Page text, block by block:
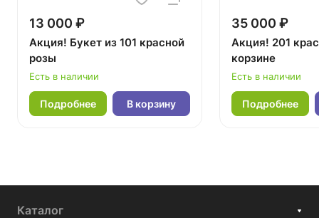
13 000 ₽
Акция! Букет из 101 красной
розы
Есть в наличии
Подробнее В корзину
35 000 ₽
Акция! 201
корзине
Есть в наличии
Подробнее
Каталог